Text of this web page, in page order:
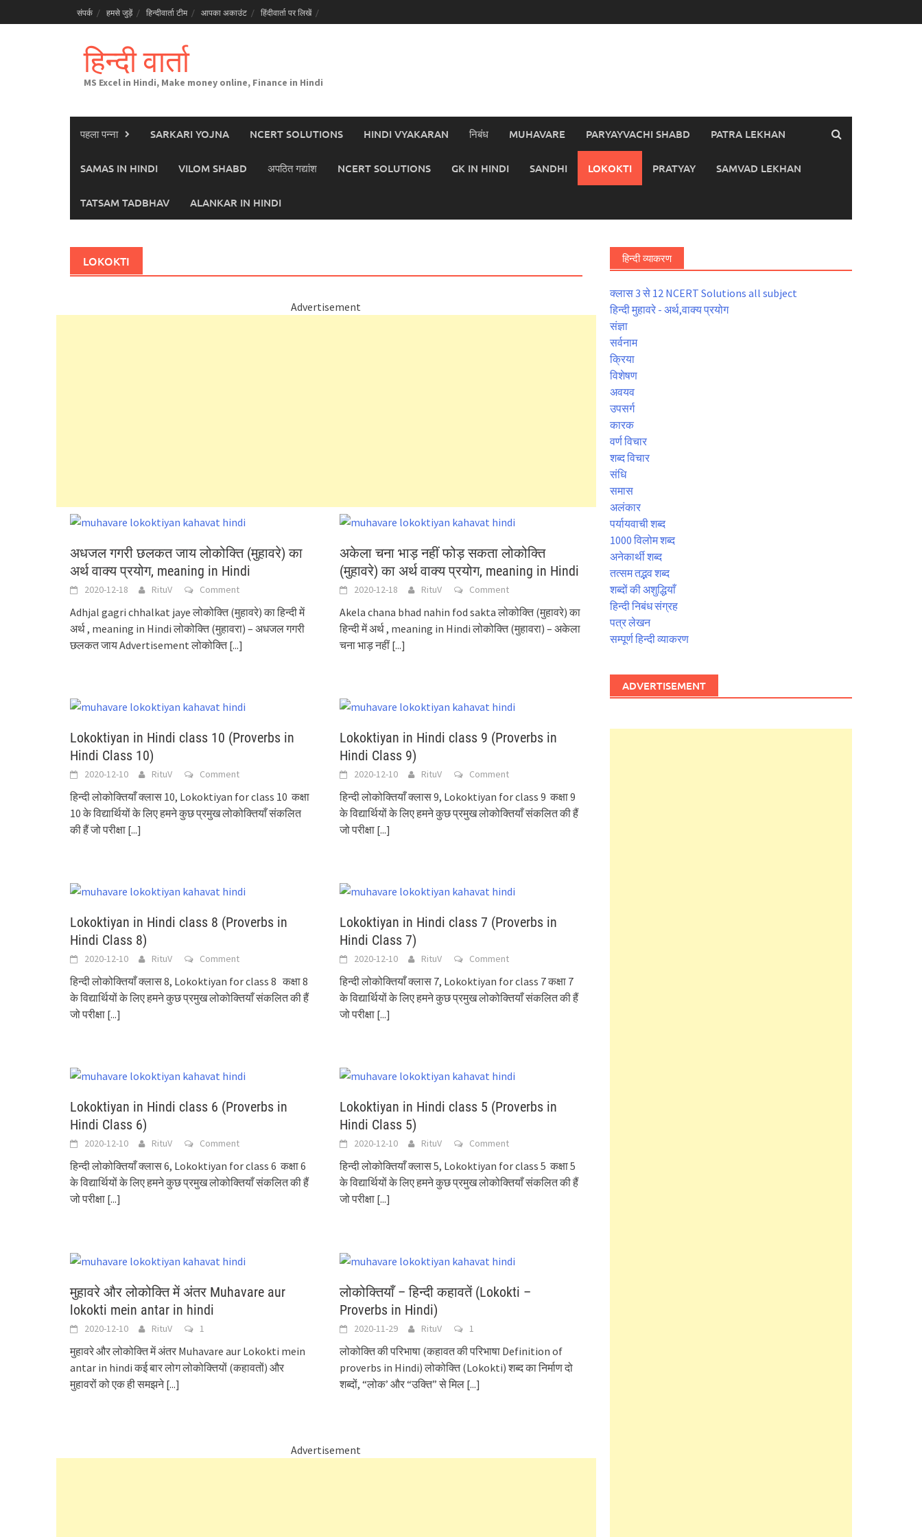
to
संपर्क हमसे जुड़ें हिन्दीवार्ता टीम आपका अकाउंट हिंदीवार्ता पर लिखें
हिन्दी वार्ता
MS Excel in Hindi, Make money online, Finance in Hindi
पहला पन्ना SARKARI YOJNA NCERT SOLUTIONS HINDI VYAKARAN निबंध MUHAVARE PARYAYVACHI SHABD PATRA LEKHAN
SAMAS IN HINDI VILOM SHABD अपठित गद्यांश NCERT SOLUTIONS GK IN HINDI SANDHI LOKOKTI PRATYAY SAMVAD LEKHAN
TATSAM TADBHAV ALANKAR IN HINDI
LOKOKTI
Advertisement
अधजल गगरी छलकत जाय लोकोक्ति (मुहावरे) का
अर्थ वाक्य प्रयोग, meaning in Hindi
2020-12-18 RituV Comment
Adhjal gagri chhalkat jaye लोकोक्ति (मुहावरे) का हिन्दी में
अर्थ , meaning in Hindi लोकोक्ति (मुहावरा) – अधजल गगरी
छलकत जाय Advertisement लोकोक्ति[...]
अकेला चना भाड़ नहीं फोड़ सकता लोकोक्ति
(मुहावरे) का अर्थ वाक्य प्रयोग, meaning in Hindi
2020-12-18 RituV Comment
Akela chana bhad nahin fod sakta लोकोक्ति (मुहावरे) का
हिन्दी में अर्थ , meaning in Hindi लोकोक्ति (मुहावरा) – अकेला
चना भाड़ नहीं[...]
Lokoktiyan in Hindi class 10 (Proverbs in
Hindi Class 10)
2020-12-10 RituV Comment
हिन्दी लोकोक्तियाँ क्लास 10, Lokoktiyan for class 10 कक्षा
10 के विद्यार्थियों के लिए हमने कुछ प्रमुख लोकोक्तियाँ संकलित
की हैं जो परीक्षा [...]
Lokoktiyan in Hindi class 9 (Proverbs in
Hindi Class 9)
2020-12-10 RituV Comment
हिन्दी लोकोक्तियाँ क्लास 9, Lokoktiyan for class 9 कक्षा 9
के विद्यार्थियों के लिए हमने कुछ प्रमुख लोकोक्तियाँ संकलित की हैं
जो परीक्षा [...]
Lokoktiyan in Hindi class 8 (Proverbs in
Hindi Class 8)
2020-12-10 RituV Comment
हिन्दी लोकोक्तियाँ क्लास 8, Lokoktiyan for class 8 कक्षा 8
के विद्यार्थियों के लिए हमने कुछ प्रमुख लोकोक्तियाँ संकलित की हैं
जो परीक्षा [...]
Lokoktiyan in Hindi class 7 (Proverbs in
Hindi Class 7)
2020-12-10 RituV Comment
हिन्दी लोकोक्तियाँ क्लास 7, Lokoktiyan for class 7 कक्षा 7
के विद्यार्थियों के लिए हमने कुछ प्रमुख लोकोक्तियाँ संकलित की हैं
जो परीक्षा [...]
Lokoktiyan in Hindi class 6 (Proverbs in
Hindi Class 6)
2020-12-10 RituV Comment
हिन्दी लोकोक्तियाँ क्लास 6, Lokoktiyan for class 6 कक्षा 6
के विद्यार्थियों के लिए हमने कुछ प्रमुख लोकोक्तियाँ संकलित की हैं
जो परीक्षा [...]
Lokoktiyan in Hindi class 5 (Proverbs in
Hindi Class 5)
2020-12-10 RituV Comment
हिन्दी लोकोक्तियाँ क्लास 5, Lokoktiyan for class 5 कक्षा 5
के विद्यार्थियों के लिए हमने कुछ प्रमुख लोकोक्तियाँ संकलित की हैं
जो परीक्षा [...]
मुहावरे और लोकोक्ति में अंतर Muhavare aur
lokokti mein antar in hindi
2020-12-10 RituV 1
मुहावरे और लोकोक्ति में अंतर Muhavare aur Lokokti mein
antar in hindi कई बार लोग लोकोक्तियों (कहावतों) और
मुहावरों को एक ही समझने[...]
लोकोक्तियाँ – हिन्दी कहावतें (Lokokti –
Proverbs in Hindi)
2020-11-29 RituV 1
लोकोक्ति की परिभाषा (कहावत की परिभाषा Definition of
proverbs in Hindi) लोकोक्ति (Lokokti) शब्द का निर्माण दो
शब्दों, “लोक’ और “उक्ति” से मिल [...]
Advertisement
हिन्दी व्याकरण
क्लास 3 से 12 NCERT Solutions all subject
हिन्दी मुहावरे - अर्थ,वाक्य प्रयोग
संज्ञा
सर्वनाम
क्रिया
विशेषण
अवयव
उपसर्ग
कारक
वर्ण विचार
शब्द विचार
संधि
समास
अलंकार
पर्यायवाची शब्द
1000 विलोम शब्द
अनेकार्थी शब्द
तत्सम तद्भव शब्द
शब्दों की अशुद्धियाँ
हिन्दी निबंध संग्रह
पत्र लेखन
सम्पूर्ण हिन्दी व्याकरण
ADVERTISEMENT